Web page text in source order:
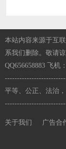
本站内容来源于互
系我们删除。敬请
QQ656658883 飞
平等、公正、法治
关于我们 广告合